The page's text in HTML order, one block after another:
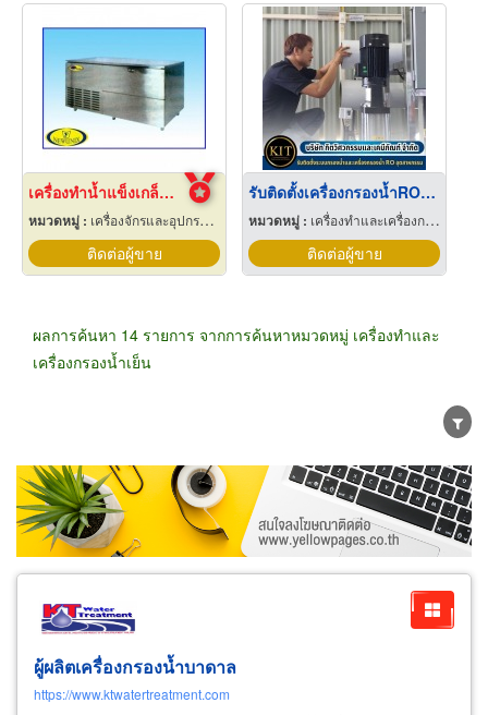
เครื่องทำน้ำแข็งเกล็ด เชียงใหม่
หมวดหมู่ : เครื่องจักรและอุปกรณ์ผลิตน้ำแข็ง
ติดต่อผู้ขาย
รับติดตั้งเครื่องกรองน้ำROอุตสาหกรรม
หมวดหมู่ : เครื่องทำและเครื่องกรองน้ำเย็น
ติดต่อผู้ขาย
ผลการค้นหา 14 รายการ จากการค้นหาหมวดหมู่ เครื่องทำและ
เครื่องกรองน้ำเย็น
ขายส่ง ขายปลีก ผู้ผลิต
ตัวแทนจัดจำหน่าย
ผู้ส่งออก/นำเข้า
ธุรกิจบริการ
ผู้ผลิตเครื่องกรองน้ำบาดาล
https://www.ktwatertreatment.com